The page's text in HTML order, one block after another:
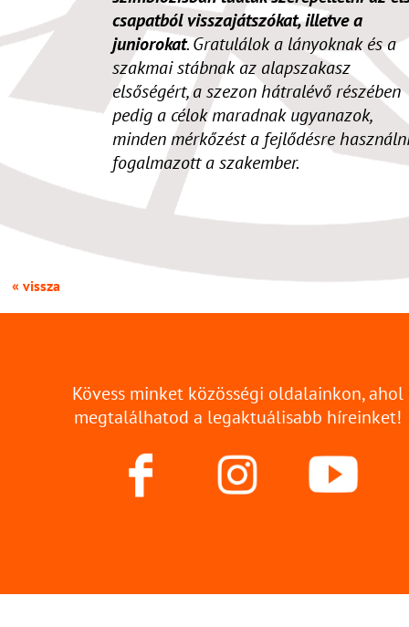
csapatból visszajátszókat, illetve a
juniorokat. Gratulálok a lányoknak és a
szakmai stábnak az alapszakasz
elsőségért, a szezon hátralévő részében
pedig a célok maradnak ugyanazok,
minden mérkőzést a fejlődésre
fogalmazott a szakember.
« vissza
Kövess minket közösségi oldalainkon, ahol
megtalálhatod a legaktuálisabb híreinket!